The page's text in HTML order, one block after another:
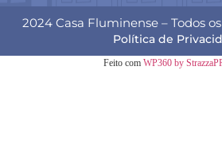
2024 Casa Fluminense – Todos
Política de
Feito com WP360 by